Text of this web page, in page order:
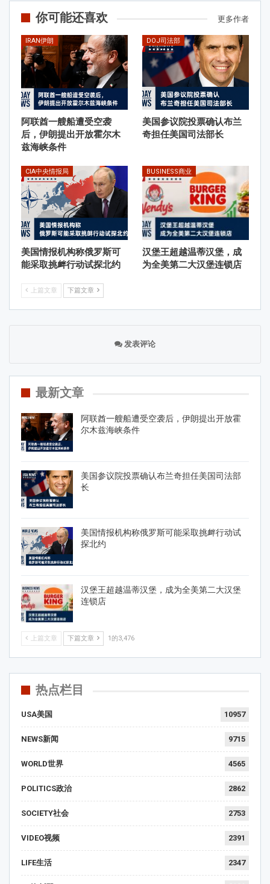
你可能还喜欢 更多作者
IRAN伊朗
阿联酋一艘船遭受空袭
后，伊朗提出开放霍尔木
兹海峡条件
DOJ司法部
美国参议院投票确认布兰
奇担任美国司法部长
CIA中央情报局
美国情报机构称俄罗斯可
能采取挑衅行动试探北约
BUSINESS商业
汉堡王超越温蒂汉堡，成
为全美第二大汉堡连锁店
上篇文章 下篇文章
发表评论
最新文章
阿联酋一艘船遭受空袭后，伊朗提出开放霍
尔木兹海峡条件
美国参议院投票确认布兰奇担任美国司法部
长
美国情报机构称俄罗斯可能采取挑衅行动试
探北约
汉堡王超越温蒂汉堡，成为全美第二大汉堡
连锁店
上篇文章 下篇文章 1的3,476
热点栏目
USA美国 10957
NEWS新闻 9715
WORLD世界 4565
POLITICS政治 2862
SOCIETY社会 2753
VIDEO视频 2391
LIFE生活 2347